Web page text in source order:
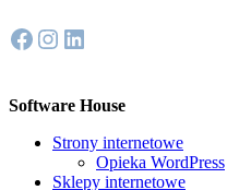
Facebook Instagram LinkedIn
Software House
Strony internetowe
Opieka WordPress
Sklepy internetowe